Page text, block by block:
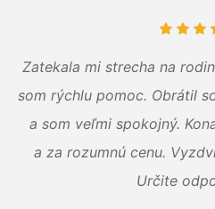
Zatekala mi strecha na
som rýchlu pomoc. Obrátil
a som veľmi spokojný.
a za rozumnú cenu.
Určite